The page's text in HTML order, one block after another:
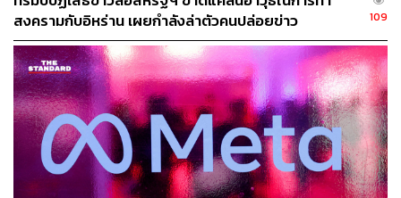
สงครามกับอิหร่าน เผยกำลังล่าตัวคนปล่อยข่าว
109